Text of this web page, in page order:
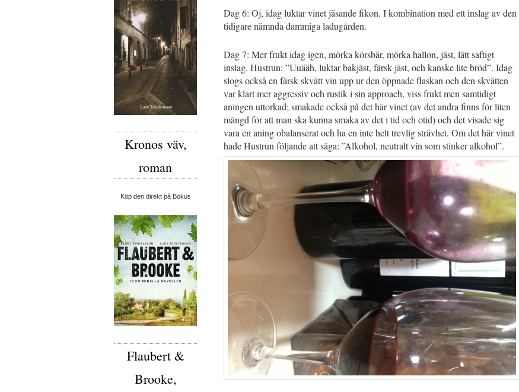
Dag 6: Oj, idag luktar vinet jäsande fikon. I kombination med ett inslag av den
tidigare nämnda dammiga ladugården.
Dag 7: Mer frukt idag igen, mörka körsbär, mörka hallon, jäst, lätt saftigt
inslag. Hustrun: ”Uuääh, luktar bakjäst, färsk jäst, och kanske lite bröd”. Idag
slogs också en färsk skvätt vin upp ur den öppnade flaskan och den skvätten
var klart mer aggressiv och rustik i sin approach, viss frukt men samtidigt
aningen uttorkad; smakade också på det här vinet (av det andra finns för liten
mängd för att man ska kunna smaka av det i tid och otid) och det visade sig
vara en aning obalanserat och ha en inte helt trevlig strävhet. Om det här vinet
hade Hustrun följande att säga: ”Alkohol, neutralt vin som stinker alkohol”.
Kronos väv,
roman
Köp den direkt på Bokus
Flaubert &
Brooke,